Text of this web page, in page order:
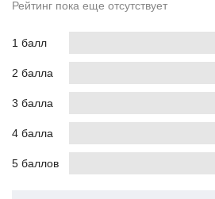
Рейтинг пока еще отсутствует
1 балл
2 балла
3 балла
4 балла
5 баллов